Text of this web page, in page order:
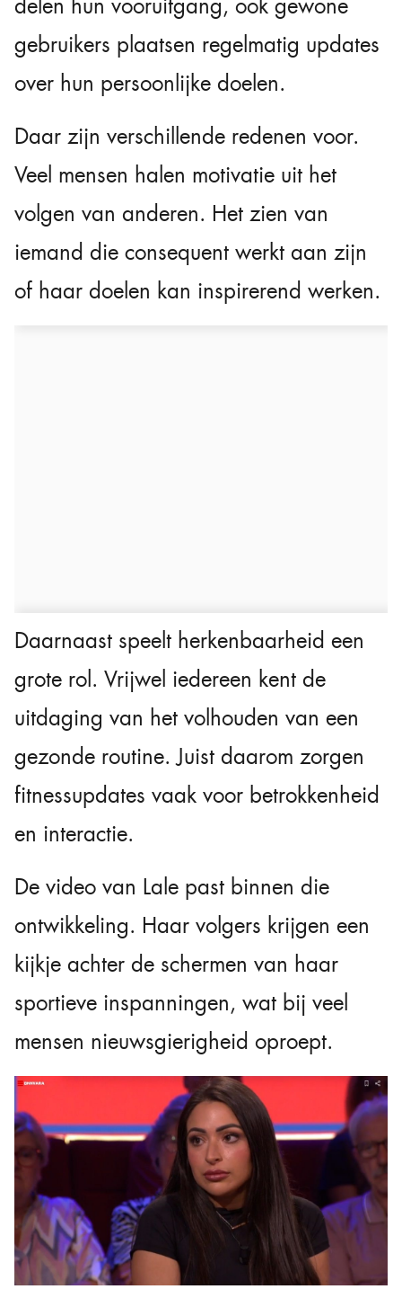
delen hun vooruitgang, ook gewone
gebruikers plaatsen regelmatig updates
over hun persoonlijke doelen.
Daar zijn verschillende redenen voor.
Veel mensen halen motivatie uit het
volgen van anderen. Het zien van
iemand die consequent werkt aan zijn
of haar doelen kan inspirerend werken.
Daarnaast speelt herkenbaarheid een
grote rol. Vrijwel iedereen kent de
uitdaging van het volhouden van een
gezonde routine. Juist daarom zorgen
fitnessupdates vaak voor betrokkenheid
en interactie.
De video van Lale past binnen die
ontwikkeling. Haar volgers krijgen een
kijkje achter de schermen van haar
sportieve inspanningen, wat bij veel
mensen nieuwsgierigheid oproept.